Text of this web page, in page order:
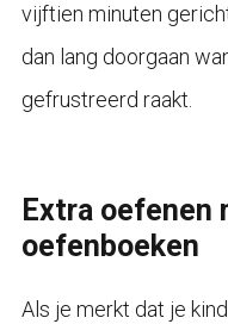
vijftien minuten
dan lang doorgaan
gefrustreerd raakt.
Extra oefenen
oefenboeken
Als je merkt dat je